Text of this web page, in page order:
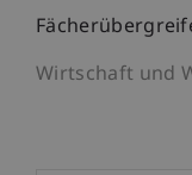
Wirtschaft und